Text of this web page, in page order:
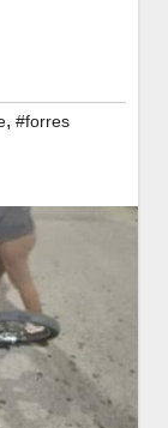
, #forres